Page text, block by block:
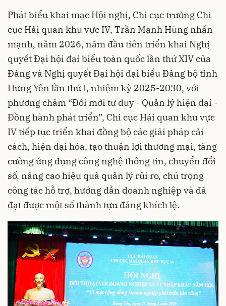
Phát biểu khai mạc Hội nghị, Chi cục trưởng Chi
cục Hải quan khu vực IV, Trần Mạnh Hùng nhấn
mạnh, năm 2026, năm đầu tiên triển khai Nghị
quyết Đại hội đại biểu toàn quốc lần thứ XIV của
Đảng và Nghị quyết Đại hội đại biểu Đảng bộ tỉnh
Hưng Yên lần thứ I, nhiệm kỳ 2025-2030, với
phương châm “Đổi mới tư duy - Quản lý hiện đại -
Đồng hành phát triển”, Chi cục Hải quan khu vực
IV tiếp tục triển khai đồng bộ các giải pháp cải
cách, hiện đại hóa, tạo thuận lợi thương mại, tăng
cường ứng dụng công nghệ thông tin, chuyển đổi
số, nâng cao hiệu quả quản lý rủi ro, chú trọng
công tác hỗ trợ, hướng dẫn doanh nghiệp và đã
đạt được một số thành tựu đáng khích lệ.